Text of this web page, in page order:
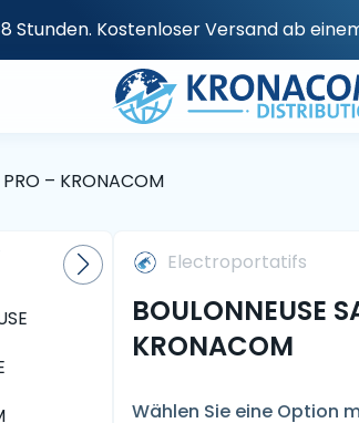
Stunden. Kostenloser Versand ab
PRO – KRONACOM
Electroportatifs
BOULONNEUSE
KRONACOM
Wählen Sie eine Option